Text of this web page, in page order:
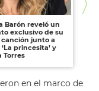
Barón reveló un
exclusivo de su
junto a
princesita’ y
Torres
en el marco de